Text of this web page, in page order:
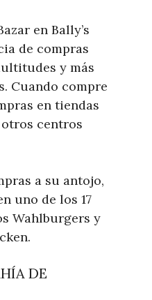
en Bally’s
de compras
y más
Cuando compre
en tiendas
centros
a su antojo,
uno de los 17
Wahlburgers y
DE